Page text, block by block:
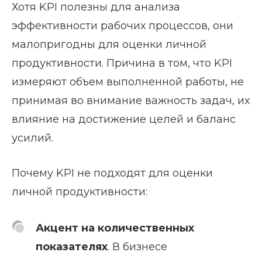
Хотя KPI полезны для анализа
эффективности рабочих процессов, они
малопригодны для оценки личной
продуктивности. Причина в том, что KPI
измеряют объем выполненной работы, не
принимая во внимание важность задач, их
влияние на достижение целей и баланс
усилий.
Почему KPI не подходят для оценки
личной продуктивности:
Акцент на количественных
показателях. В бизнесе